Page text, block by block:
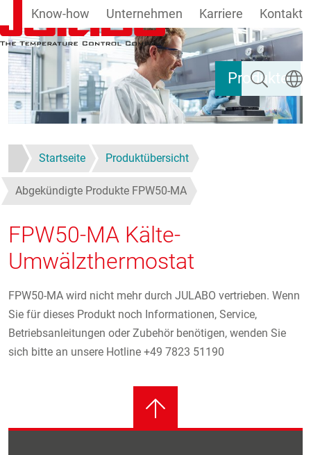
Direkt zum Inhalt
Produkte
Know-how Unternehmen Karriere Kontakt
Suchen
Startseite Produktübersicht
Abgekündigte Produkte FPW50-MA
FPW50-MA Kälte-
Umwälzthermostat
FPW50-MA wird nicht mehr durch JULABO vertrieben. Wenn
Sie für dieses Produkt noch Informationen, Service,
Betriebsanleitungen oder Zubehör benötigen, wenden Sie
sich bitte an unsere Hotline +49 7823 51190